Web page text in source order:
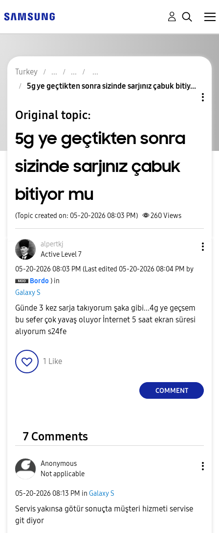
Turkey
5g ye geçtikten sonra sizinde sarjınız çabuk bitiy...
Original topic:
5g ye geçtikten sonra
sizinde sarjınız çabuk
bitiyor mu
(Topic created on: 05-20-2026 08:03 PM) 260Views
alpertkj
Active Level 7
‎05-20-2026 08:03 PM (Last edited ‎05-20-2026 08:04 PM by
Bordo ) in
Galaxy S
Günde 3 kez sarja takıyorum şaka gibi...4g ye geçsem
bu sefer çok yavaş oluyor İnternet 5 saat ekran süresi
alıyorum s24fe
1 Like
COMMENT
7 Comments
Anonymous
Not applicable
‎05-20-2026 08:13 PM in Galaxy S
Servis yakınsa götür sonuçta müşteri hizmeti servise
git diyor